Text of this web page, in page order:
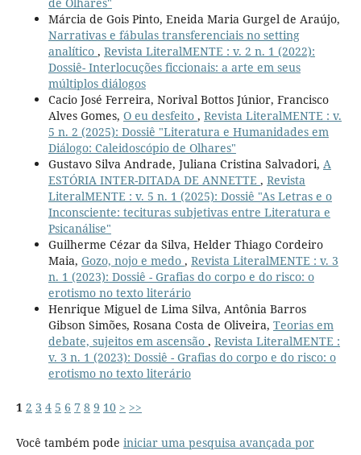
Márcia de Gois Pinto, Eneida Maria Gurgel de Araújo,
Narrativas e fábulas transferenciais no setting
analítico , Revista LiteralMENTE : v. 2 n. 1 (2022):
Dossiê- Interlocuções ficcionais: a arte em seus
múltiplos diálogos
Cacio José Ferreira, Norival Bottos Júnior, Francisco
Alves Gomes, O eu desfeito , Revista LiteralMENTE : v.
5 n. 2 (2025): Dossiê "Literatura e Humanidades em
Diálogo: Caleidoscópio de Olhares"
Gustavo Silva Andrade, Juliana Cristina Salvadori, A
ESTÓRIA INTER-DITADA DE ANNETTE , Revista
LiteralMENTE : v. 5 n. 1 (2025): Dossiê "As Letras e o
Inconsciente: tecituras subjetivas entre Literatura e
Psicanálise"
Guilherme Cézar da Silva, Helder Thiago Cordeiro
Maia, Gozo, nojo e medo , Revista LiteralMENTE : v. 3
n. 1 (2023): Dossiê - Grafias do corpo e do risco: o
erotismo no texto literário
Henrique Miguel de Lima Silva, Antônia Barros
Gibson Simões, Rosana Costa de Oliveira, Teorias em
debate, sujeitos em ascensão , Revista LiteralMENTE :
v. 3 n. 1 (2023): Dossiê - Grafias do corpo e do risco: o
erotismo no texto literário
1 2 3 4 5 6 7 8 9 10 > >>
Você também pode iniciar uma pesquisa avançada por